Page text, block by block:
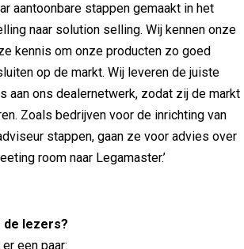
aantoonbare stappen gemaakt in het
naar solution selling. Wij kennen onze
kennis om onze producten zo goed
op de markt. Wij leveren de juiste
aan ons dealernetwerk, zodat zij de markt
Zoals bedrijven voor de inrichting van
stappen, gaan ze voor advies over
room naar Legamaster.’
de lezers?
een paar: